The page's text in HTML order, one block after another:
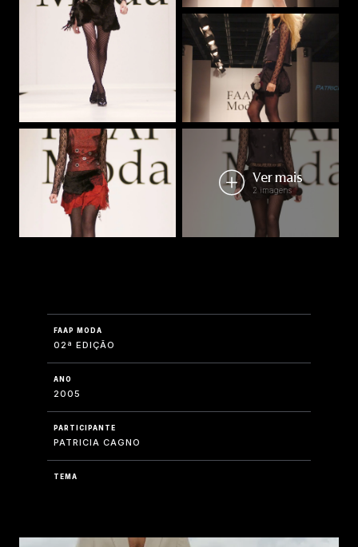
Ver mais
2 imagens
FAAP MODA
02ª EDIÇÃO
ANO
2005
PARTICIPANTE
PATRICIA CAGNO
TEMA